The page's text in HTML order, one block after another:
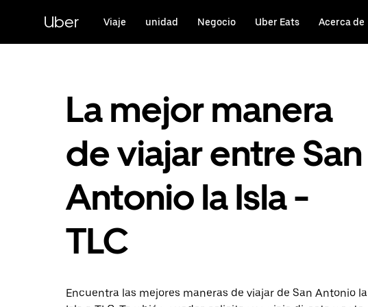
contenido
principal
Uber Viaje unidad Negocio Uber Eats Acerca de
La mejor manera
de viajar entre San
Antonio la Isla -
TLC
Encuentra las mejores maneras de viajar de San Antonio la